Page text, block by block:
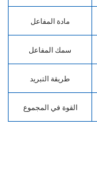
مادة المفاعل
سمك المفاعل
طريقة التبريد
القوة في المجموع